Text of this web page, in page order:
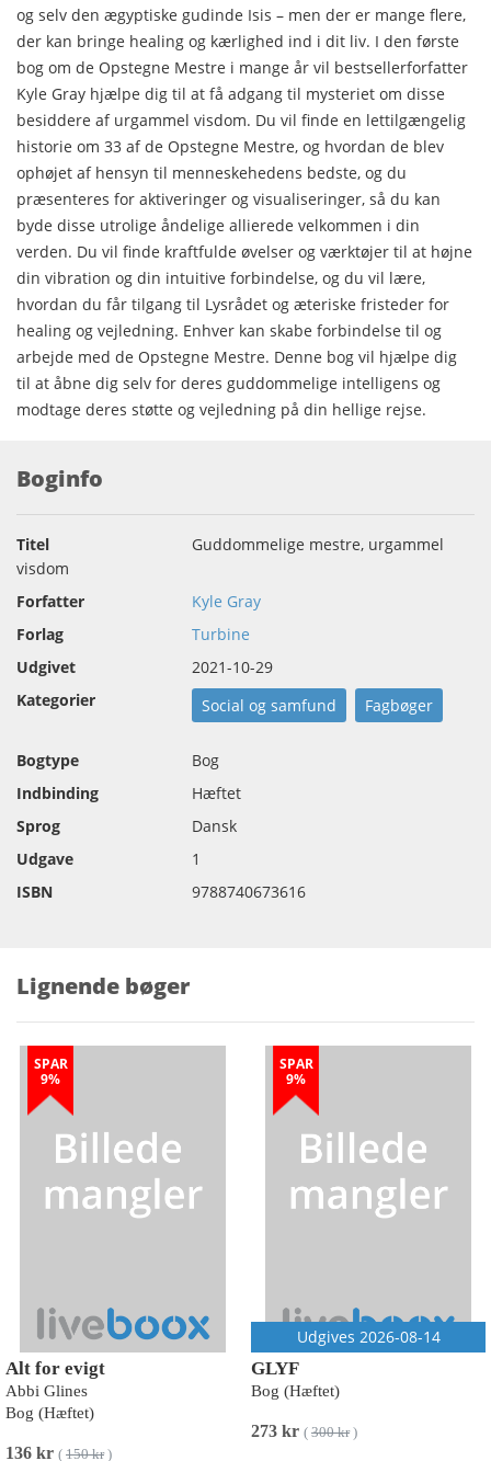
og selv den ægyptiske gudinde Isis – men der er mange flere,
der kan bringe healing og kærlighed ind i dit liv. I den første
bog om de Opstegne Mestre i mange år vil bestsellerforfatter
Kyle Gray hjælpe dig til at få adgang til mysteriet om disse
besiddere af urgammel visdom. Du vil finde en lettilgængelig
historie om 33 af de Opstegne Mestre, og hvordan de blev
ophøjet af hensyn til menneskehedens bedste, og du
præsenteres for aktiveringer og visualiseringer, så du kan
byde disse utrolige åndelige allierede velkommen i din
verden. Du vil finde kraftfulde øvelser og værktøjer til at højne
din vibration og din intuitive forbindelse, og du vil lære,
hvordan du får tilgang til Lysrådet og æteriske fristeder for
healing og vejledning. Enhver kan skabe forbindelse til og
arbejde med de Opstegne Mestre. Denne bog vil hjælpe dig
til at åbne dig selv for deres guddommelige intelligens og
modtage deres støtte og vejledning på din hellige rejse.
Boginfo
Titel
Guddommelige mestre, urgammel
visdom
Forfatter
Kyle Gray
Forlag
Turbine
Udgivet
2021-10-29
Kategorier
Social og samfund Fagbøger
Bogtype
Bog
Indbinding
Hæftet
Sprog
Dansk
Udgave
1
ISBN
9788740673616
Lignende bøger
SPAR
9%
Alt for evigt
Abbi Glines
Bog (Hæftet)
136 kr ( 150 kr)
SPAR
9%
Udgives 2026-08-14
GLYF
Bog (Hæftet)
273 kr ( 300 kr)